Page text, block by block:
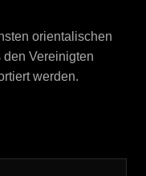
orientalischen
den Vereinigten
werden.